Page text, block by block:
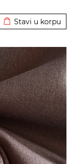
Stavi u korpu